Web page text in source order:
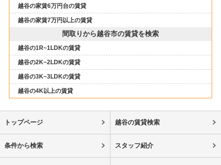
越谷の家賃6万円台の賃貸
越谷の家賃7万円以上の賃貸
間取りから越谷市の賃貸を検索
越谷の1R~1LDKの賃貸
越谷の2K~2LDKの賃貸
越谷の3K~3LDKの賃貸
越谷の4K以上の賃貸
トップページ 越谷の賃貸検索
条件から検索 スタッフ紹介